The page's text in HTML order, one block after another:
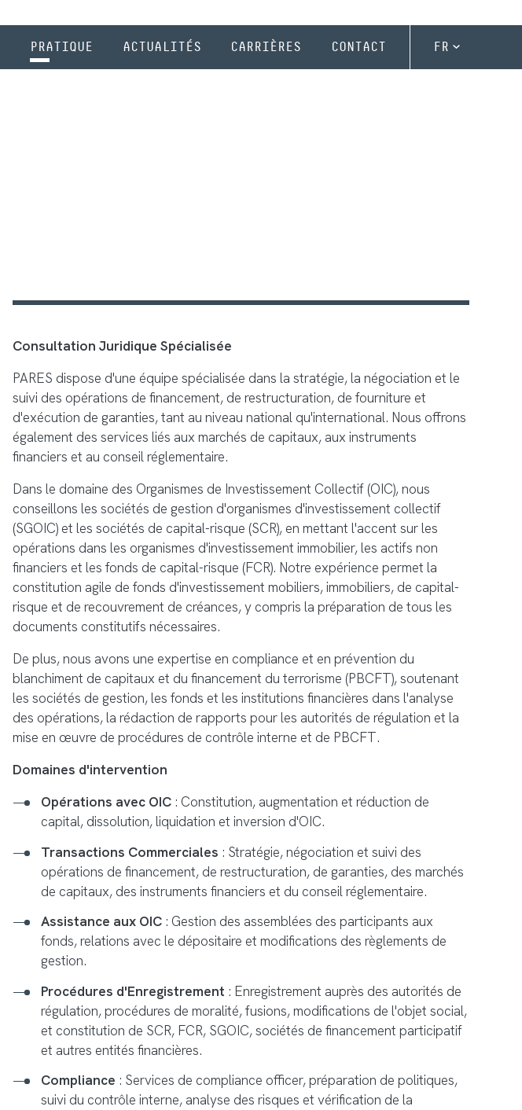
PRATIQUE ACTUALITÉS CARRIÈRES CONTACT FR
Consultation Juridique Spécialisée
PARES dispose d'une équipe spécialisée dans la stratégie, la négociation et le
suivi des opérations de financement, de restructuration, de fourniture et
d'exécution de garanties, tant au niveau national qu'international. Nous offrons
également des services liés aux marchés de capitaux, aux instruments
financiers et au conseil réglementaire.
Dans le domaine des Organismes de Investissement Collectif (OIC), nous
conseillons les sociétés de gestion d'organismes d'investissement collectif
(SGOIC) et les sociétés de capital-risque (SCR), en mettant l'accent sur les
opérations dans les organismes d'investissement immobilier, les actifs non
financiers et les fonds de capital-risque (FCR). Notre expérience permet la
constitution agile de fonds d'investissement mobiliers, immobiliers, de capital-
risque et de recouvrement de créances, y compris la préparation de tous les
documents constitutifs nécessaires.
De plus, nous avons une expertise en compliance et en prévention du
blanchiment de capitaux et du financement du terrorisme (PBCFT), soutenant
les sociétés de gestion, les fonds et les institutions financières dans l'analyse
des opérations, la rédaction de rapports pour les autorités de régulation et la
mise en œuvre de procédures de contrôle interne et de PBCFT.
Domaines d'intervention
Opérations avec OIC : Constitution, augmentation et réduction de
capital, dissolution, liquidation et inversion d'OIC.
Transactions Commerciales : Stratégie, négociation et suivi des
opérations de financement, de restructuration, de garanties, des marchés
de capitaux, des instruments financiers et du conseil réglementaire.
Assistance aux OIC : Gestion des assemblées des participants aux
fonds, relations avec le dépositaire et modifications des règlements de
gestion.
Procédures d'Enregistrement : Enregistrement auprès des autorités de
régulation, procédures de moralité, fusions, modifications de l'objet social,
et constitution de SCR, FCR, SGOIC, sociétés de financement participatif
et autres entités financières.
Compliance : Services de compliance officer, préparation de politiques,
suivi du contrôle interne, analyse des risques et vérification de la